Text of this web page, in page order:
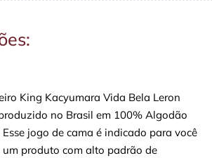
King Kacyumara Vida Bela Leron
no Brasil em 100% Algodão
jogo de cama é indicado para você
produto com alto padrão de